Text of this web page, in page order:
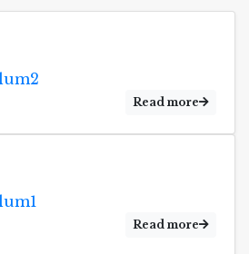
Read more
Read more